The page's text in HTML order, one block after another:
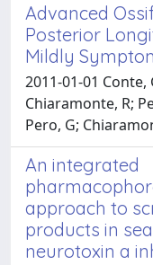
Advanced
Posterior
Mildly
2011-01-01 Conte,
Chiaramonte, R;
Pero, G;
An integrated
approach to
products in
neurotoxin a